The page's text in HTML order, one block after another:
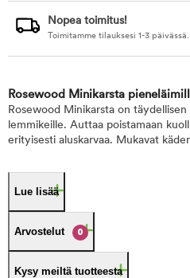
Nopea toimitus!
Toimitamme tilauksesi 1-3 päivässä.
Rosewood Minikarsta
Rosewood Minikarsta on
lemmikeille. Auttaa poistamaan
erityisesti aluskarvaa. Mukavat
Lue lisää
Arvostelut 0
Kysy meiltä tuotteesta